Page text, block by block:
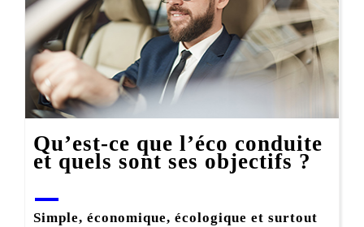
Qu’est-ce que l’éco conduite
et quels sont ses objectifs ?
Simple, économique, écologique et surtout